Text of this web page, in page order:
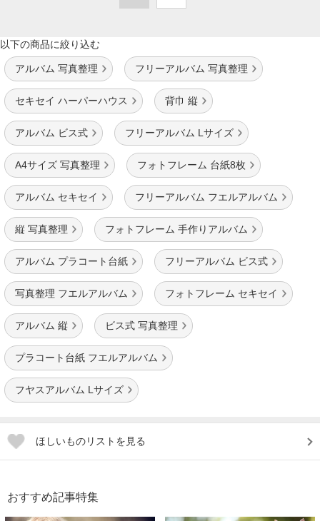
以下の商品に絞り込む
アルバム 写真整理 フリーアルバム 写真整理
セキセイ ハーパーハウス 背巾 縦
アルバム ビス式 フリーアルバム Lサイズ
A4サイズ 写真整理 フォトフレーム 台紙8枚
アルバム セキセイ フリーアルバム フエルアルバム
縦 写真整理 フォトフレーム 手作りアルバム
アルバム プラコート台紙 フリーアルバム ビス式
写真整理 フエルアルバム フォトフレーム セキセイ
アルバム 縦 ビス式 写真整理
プラコート台紙 フエルアルバム
フヤスアルバム Lサイズ
ほしいものリストを見る
おすすめ記事特集